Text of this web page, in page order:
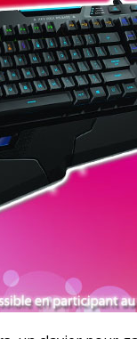
CREED BLACK FLAG
VENT DAND LES SAULES »
THEM ALL » - UN DUO
AND THE MYSTERIOUS